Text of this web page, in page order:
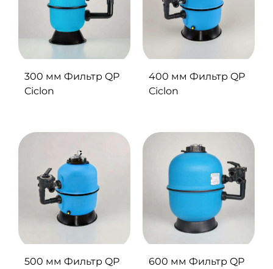
300 мм Фильтр QP
Ciclon
400 мм Фильтр QP
Ciclon
500 мм Фильтр QP
600 мм Фильтр QP